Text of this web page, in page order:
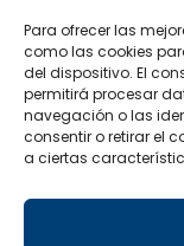
Para ofrecer las
como las cookies
del dispositivo. El
permitirá procesar
navegación o las
consentir o retirar el
a ciertas
Aviso legal
Política de
Política de cookies
Síguenos en